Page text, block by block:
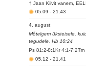
† Jaan Kiivit vanem,
05.09-21.43
4. august
Mõtelgem üksteisele,
tegudele. Hb 10:24
Ps 81:2-8;1Kr 4:1-7;2Tm
05.12-21.41